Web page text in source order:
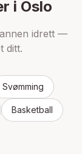
i Oslo
idrett —
ditt.
Svømming
Basketball